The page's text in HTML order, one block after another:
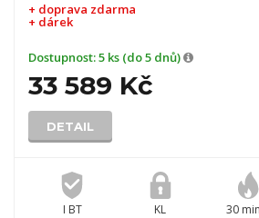
+ doprava zdarma
+ dárek
Dostupnost:5 ks (do 5 dnů)
33 589 Kč
DETAIL
I BT KL 30